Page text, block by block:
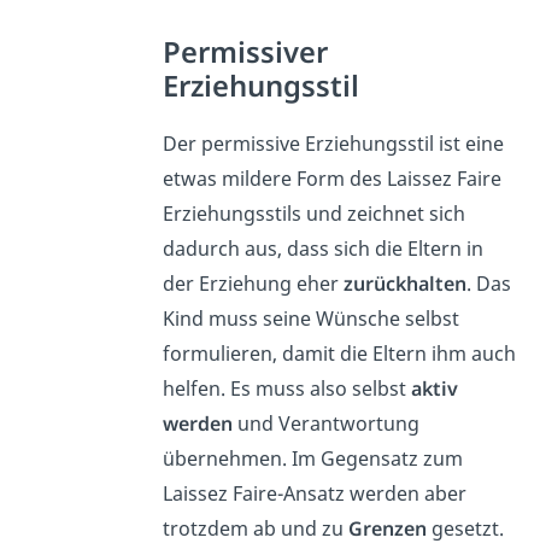
Permissiver
Erziehungsstil
Der permissive Erziehungsstil ist eine
etwas mildere Form des Laissez Faire
Erziehungsstils und zeichnet sich
dadurch aus, dass sich die Eltern in
der Erziehung eherzurückhalten. Das
Kind muss seine Wünsche selbst
formulieren, damit die Eltern ihm auch
helfen. Es muss also selbstaktiv
werden und Verantwortung
übernehmen. Im Gegensatz zum
Laissez Faire-Ansatz werden aber
trotzdem ab und zu Grenzen gesetzt.